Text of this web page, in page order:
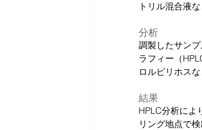
トリル混合液
分析
調製したサン
ラフィー（
ロルピリホス
結果
HPLC分析によ
リング地点で